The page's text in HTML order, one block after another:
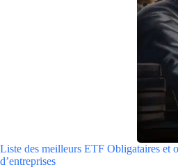
Liste des meilleurs ETF Obligataires et
d’entreprises